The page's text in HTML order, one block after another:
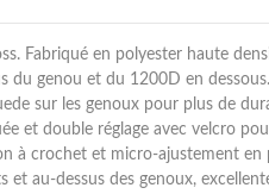
Fabriqué en polyester haute
du genou et du 1200D en
sur les genoux pour plus de
et double réglage avec velcro
à crochet et micro-ajustement en
et au-dessus des genoux,